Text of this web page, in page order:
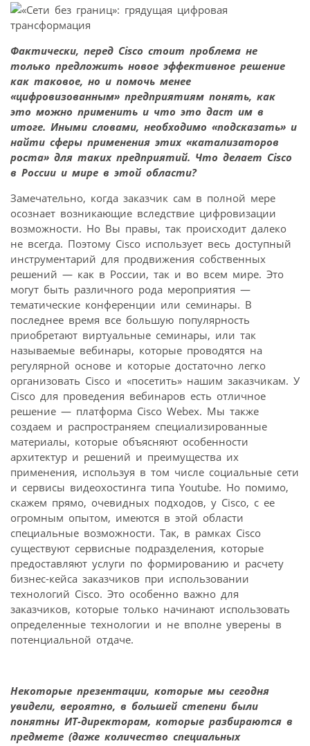
Фактически, перед Cisco стоит проблема не
только предложить новое эффективное решение
как таковое, но и помочь менее
«цифровизованным» предприятиям понять, как
это можно применить и что это даст им в
итоге. Иными словами, необходимо «подсказать» и
найти сферы применения этих «катализаторов
роста» для таких предприятий. Что делает Cisco
в России и мире в этой области?
Замечательно, когда заказчик сам в полной мере
осознает возникающие вследствие цифровизации
возможности. Но Вы правы, так происходит далеко
не всегда. Поэтому Cisco использует весь доступный
инструментарий для продвижения собственных
решений — как в России, так и во всем мире. Это
могут быть различного рода мероприятия —
тематические конференции или семинары. В
последнее время все большую популярность
приобретают виртуальные семинары, или так
называемые вебинары, которые проводятся на
регулярной основе и которые достаточно легко
организовать Cisco и «посетить» нашим заказчикам. У
Cisco для проведения вебинаров есть отличное
решение — платформа Cisco Webex. Мы также
создаем и распространяем специализированные
материалы, которые объясняют особенности
архитектур и решений и преимущества их
применения, используя в том числе социальные сети
и сервисы видеохостинга типа Youtube. Но помимо,
скажем прямо, очевидных подходов, у Cisco, с ее
огромным опытом, имеются в этой области
специальные возможности. Так, в рамках Cisco
существуют сервисные подразделения, которые
предоставляют услуги по формированию и расчету
бизнес-кейса заказчиков при использовании
технологий Cisco. Это особенно важно для
заказчиков, которые только начинают использовать
определенные технологии и не вполне уверены в
потенциальной отдаче.
Некоторые презентации, которые мы сегодня
увидели, вероятно, в большей степени были
понятны ИТ-директорам, которые разбираются в
предмете (даже количество специальных